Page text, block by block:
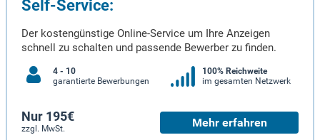
Self-Service:
Der kostengünstige Online-Service um Ihre Anzeigen
schnell zu schalten und passende Bewerber zu finden.
4 - 10
garantierte Bewerbungen
100% Reichweite
im gesamten Netzwerk
Nur 195€
zzgl. MwSt. Mehr erfahren